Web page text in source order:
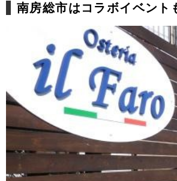
南房総市はコラボイベント